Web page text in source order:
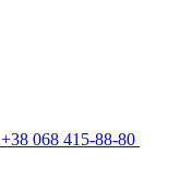
+38 068 415-88-80